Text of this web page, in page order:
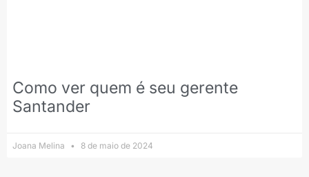
Como ver quem é seu gerente
Santander
Joana Melina 8 de maio de 2024